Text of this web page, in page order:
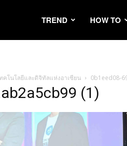
TREND HOW TO
คโนโลยีและดิจิทัลแห่งอาเซียน 0b1eed08-
(1)